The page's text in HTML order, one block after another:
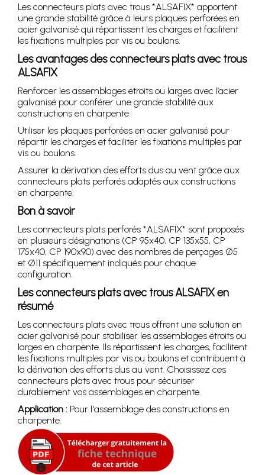
Les connecteurs plats avec trous *ALSAFIX* apportent
une grande stabilité grâce à leurs plaques perforées en
acier galvanisé qui répartissent les charges et facilitent
les fixations multiples par vis ou boulons.
Les avantages des connecteurs plats avec trous
ALSAFIX
Renforcer les assemblages étroits ou larges avec l’acier
galvanisé pour conférer une grande stabilité aux
constructions en charpente.
Utiliser les plaques perforées en acier galvanisé pour
répartir les charges et faciliter les fixations multiples par
vis ou boulons.
Assurer la dérivation des efforts dus au vent grâce aux
connecteurs plats perforés adaptés aux constructions
en charpente.
Bon à savoir
Les connecteurs plats perforés *ALSAFIX* sont proposés
en plusieurs désignations (CP 95x40, CP 135x55, CP
175x40, CP 190x90) avec des nombres de perçages Ø5
et Ø11 spécifiquement indiqués pour chaque
configuration.
Les connecteurs plats avec trous ALSAFIX en
résumé
Les connecteurs plats avec trous offrent une solution en
acier galvanisé pour stabiliser les assemblages étroits ou
larges en charpente. Ils répartissent les charges, facilitent
les fixations multiples par vis ou boulons et contribuent à
la dérivation des efforts dus au vent. Choisissez ces
connecteurs plats avec trous pour sécuriser
durablement vos assemblages en charpente.
Application : Pour l'assemblage des constructions en
charpente.